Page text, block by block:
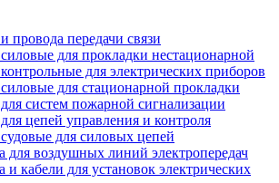
провода передачи связи
для прокладки нестационарной
для электрических приборов
для стационарной прокладки
систем пожарной сигнализации
цепей управления и контроля
для силовых цепей
для воздушных линий электропередач
и кабели для установок электрических